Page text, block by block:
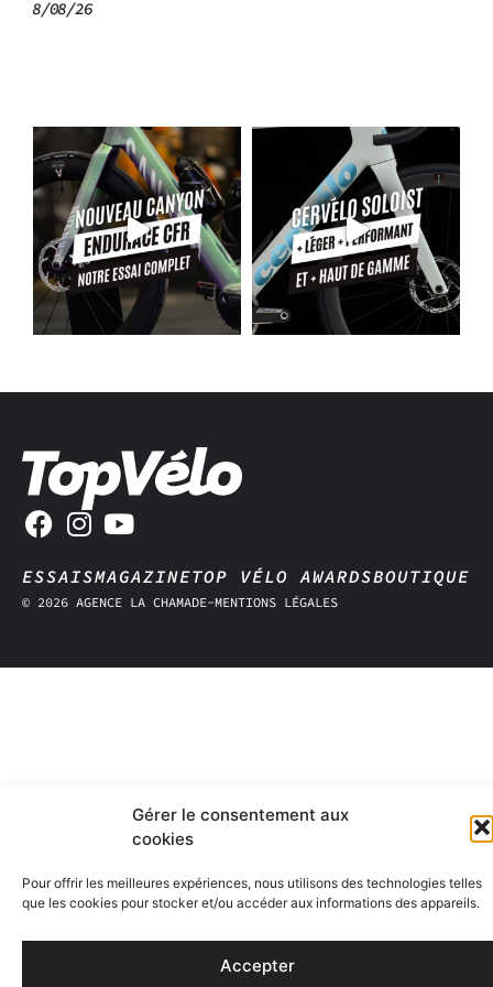
Gérer le consentement aux
cookies
Pour offrir les meilleures expériences, nous utilisons des technologies telles
que les cookies pour stocker et/ou accéder aux informations des appareils.
Accepter
6/08/26
ESSAISMAGAZINETOP VÉLO AWARDSBOUTIQUE
© 2026 AGENCE LA CHAMADE-MENTIONS LÉGALES